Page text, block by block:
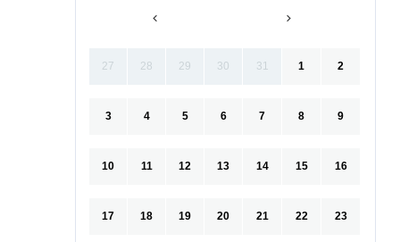
27 28 29 30 31 1 2
3 4 5 6 7 8 9
10 11 12 13 14 15 16
17 18 19 20 21 22 23